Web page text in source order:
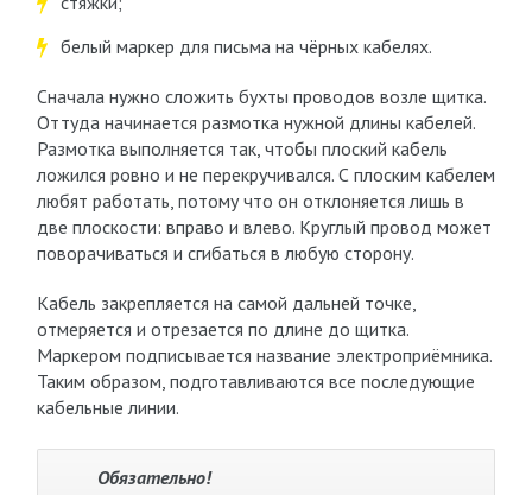
белый маркер для письма на чёрных кабелях.
Сначала нужно сложить бухты проводов возле щитка.
Оттуда начинается размотка нужной длины кабелей.
Размотка выполняется так, чтобы плоский кабель
ложился ровно и не перекручивался. С плоским кабелем
любят работать, потому что он отклоняется лишь в
две плоскости: вправо и влево. Круглый провод может
поворачиваться и сгибаться в любую сторону.
Кабель закрепляется на самой дальней точке,
отмеряется и отрезается по длине до щитка.
Маркером подписывается название электроприёмника.
Таким образом, подготавливаются все последующие
кабельные линии.
Обязательно!